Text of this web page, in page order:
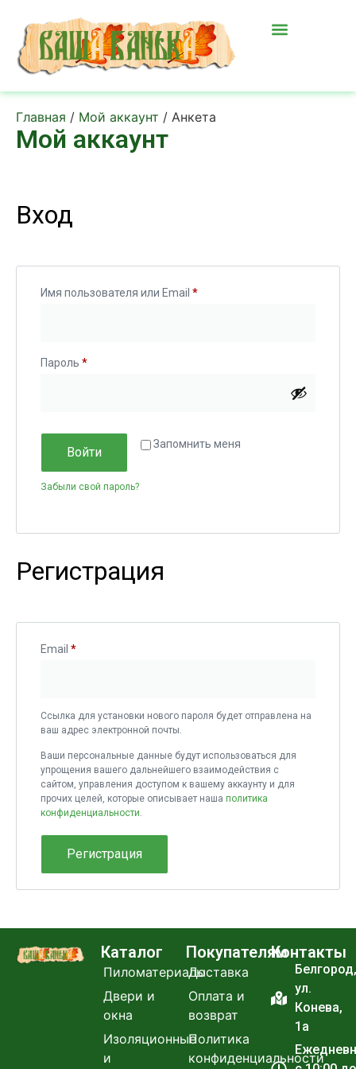
Главная / Мой аккаунт / Анкета
Мой аккаунт
Вход
Имя пользователя или Email *
Пароль *
Запомнить меня
Войти
Забыли свой пароль?
Регистрация
Email *
Ссылка для установки нового пароля будет отправлена ​​на
ваш адрес электронной почты.
Ваши персональные данные будут использоваться для
упрощения вашего дальнейшего взаимодействия с
сайтом, управления доступом к вашему аккаунту и для
прочих целей, которые описывает наша политика
конфиденциальности.
Регистрация
Каталог
Пиломатериалы
Двери и
окна
Изоляционные
и
Покупателям
Доставка
Оплата и
возврат
Политика
конфиденциальности
Контакты
Белгород,
ул.
Конева,
1а